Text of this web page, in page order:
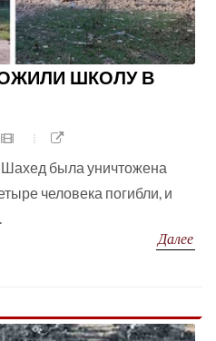
ШКОЛУ В
была уничтожена
человека погибли, и
Далее